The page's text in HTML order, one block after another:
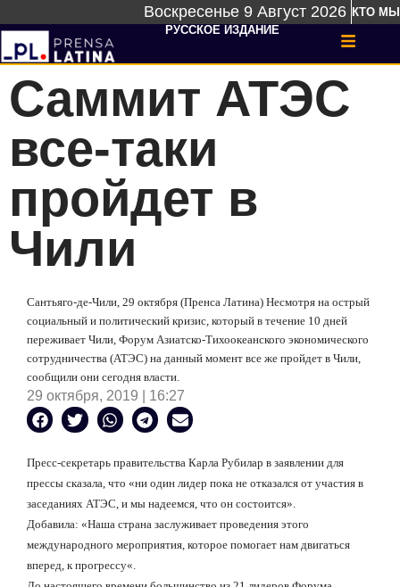
Воскресенье 9 Август 2026 КТО МЫ
РУССКОЕ ИЗДАНИЕ
Саммит АТЭС
все-таки
пройдет в
Чили
Сантьяго-де-Чили, 29 октября (Пренса Латина) Несмотря на острый
социальный и политический кризис, который в течение 10 дней
переживает Чили, Форум Азиатско-Тихоокеанского экономического
сотрудничества (АТЭС) на данный момент все же пройдет в Чили,
сообщили они сегодня власти.
29 октября, 2019 | 16:27
Пресс-секретарь правительства Карла Рубилар в заявлении для
прессы сказала, что «ни один лидер пока не отказался от участия в
заседаниях АТЭС, и мы надеемся, что он состоится».
Добавила: «Наша страна заслуживает проведения этого
международного мероприятия, которое помогает нам двигаться
вперед, к прогрессу«.